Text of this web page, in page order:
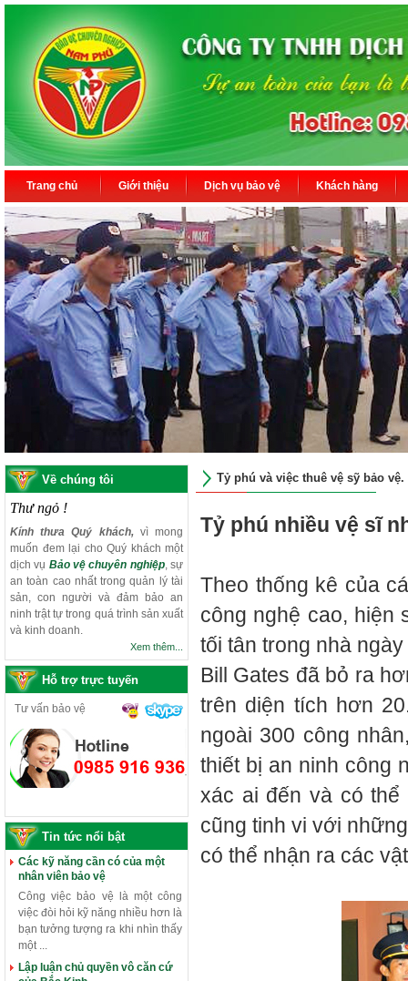
Trang chủ Giới thiệu Dịch vụ bảo vệ Khách hàng
Về chúng tôi
Thư ngỏ !
Kính thưa Quý khách,vì mong
muốn đem lại cho Quý khách một
dịch vụ Bảo vệ chuyên nghiệp, sự
an toàn cao nhất trong quản lý tài
sản, con người và đảm bảo an
ninh trật tự trong quá trình sản xuất
và kinh doanh.
Xem thêm...
Hỗ trợ trực tuyến
Tư vấn bảo vệ
Tin tức nổi bật
Các kỹ năng cần có của một
nhân viên bảo vệ
Công việc bảo vệ là một công
việc đòi hỏi kỹ năng nhiều hơn là
bạn tưởng tượng ra khi nhìn thấy
một ...
Lập luận chủ quyền vô căn cứ
Tỷ phú và việc thuê vệ sỹ bảo vệ.
Tỷ phú nhiều vệ sĩ
Theo thống kê của
công nghệ cao, hiện
tối tân trong nhà
Bill Gates đã bỏ ra
trên diện tích hơn
ngoài 300 công
thiết bị an ninh công
xác ai đến và có
cũng tinh vi với
có thể nhận ra các